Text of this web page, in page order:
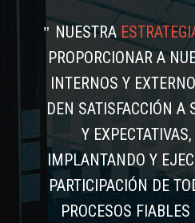
NUESTRA
PROPORCIONAR A
INTERNOS Y
DEN SATISFACCIÓN A
Y
IMPLANTANDO Y
PARTICIPACIÓN DE
PROCESOS